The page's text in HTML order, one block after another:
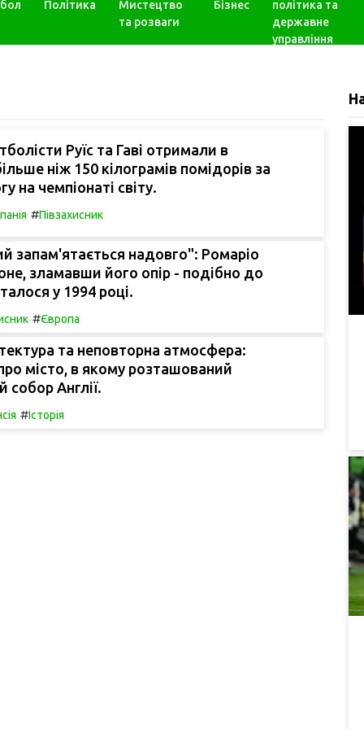
Політика
Мистецтво
та розваги
Бізнес
політика та
державне
управління
Руїс та Гаві отримали в
ніж 150 кілограмів помідорів за
на чемпіонаті світу.
#Півзахисник
запам'ятається надовго": Ромаріо
зламавши його опір - подібно до
у 1994 році.
#Європа
та неповторна атмосфера:
місто, в якому розташований
собор Англії.
#Історія